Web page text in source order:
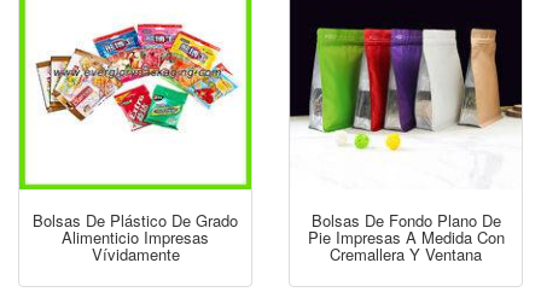
Bolsas De Plástico De Grado
Alimenticio Impresas
Vívidamente
Bolsas De Fondo Plano De
Pie Impresas A Medida Con
Cremallera Y Ventana